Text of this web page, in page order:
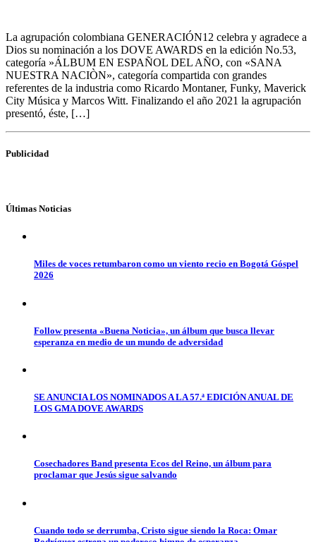
La agrupación colombiana GENERACIÓN12 celebra y agradece a
Dios su nominación a los DOVE AWARDS en la edición No.53,
categoría »ÁLBUM EN ESPAÑOL DEL AÑO, con «SANA
NUESTRA NACIÒN», categoría compartida con grandes
referentes de la industria como Ricardo Montaner, Funky, Maverick
City Música y Marcos Witt. Finalizando el año 2021 la agrupación
presentó, éste, […]
Publicidad
Últimas Noticias
Miles de voces retumbaron como un viento recio en Bogotá Góspel
2026
Follow presenta «Buena Noticia», un álbum que busca llevar
esperanza en medio de un mundo de adversidad
SE ANUNCIA LOS NOMINADOS A LA 57.ª EDICIÓN ANUAL DE
LOS GMA DOVE AWARDS
Cosechadores Band presenta Ecos del Reino, un álbum para
proclamar que Jesús sigue salvando
Cuando todo se derrumba, Cristo sigue siendo la Roca: Omar